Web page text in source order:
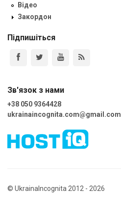
Відео
Закордон
Підпишіться
Зв'язок з нами
+38 050 9364428
ukrainaincognita.com@gmail.com
© UkrainaIncognita 2012 - 2026